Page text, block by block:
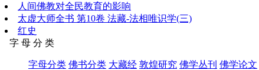
人间佛教对全民教育的影响
太虚大师全书 第10卷 法藏-法相唯识学(三)
红史
字 母 分 类
字母分类 佛书分类 大藏经 敦煌研究 佛学丛刊 佛学论文